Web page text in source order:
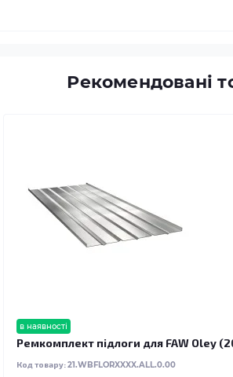
Рекомендовані
в наявності
Ремкомплект підлоги для FAW Oley
Код товару:21.WBFLORXXXX.ALL.0.00